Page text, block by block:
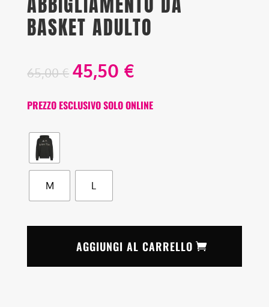
BASKET ADULTO
65,00€ 45,50 €
PREZZO ESCLUSIVO SOLO ONLINE
M L
AGGIUNGI AL CARRELLO